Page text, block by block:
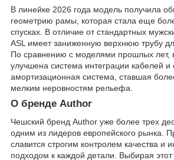
В линейке 2026 года модель получила
геометрию рамы, которая стала еще
спусках. В отличие от стандартных
ASL имеет заниженную верхнюю трубу
По сравнению с моделями прошлых лет,
улучшена система интеграции кабелей и
амортизационная система, ставшая
мелким неровностям рельефа.
О бренде Author
Чешский бренд Author уже более трех
одним из лидеров европейского рынка.
славится строгим контролем качества и
подходом к каждой детали. Выбирая